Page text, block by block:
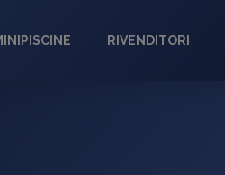
RIVENDITORI